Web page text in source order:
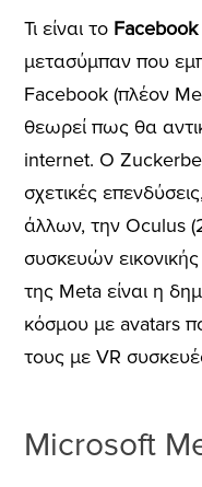
Τι είναι το
μετασύμπαν που
Facebook (πλέον
θεωρεί πως θα
internet. Ο
σχετικές
άλλων, την Oculus
συσκευών
της Meta είναι η
κόσμου με avatars
τους με VR
Microsoft